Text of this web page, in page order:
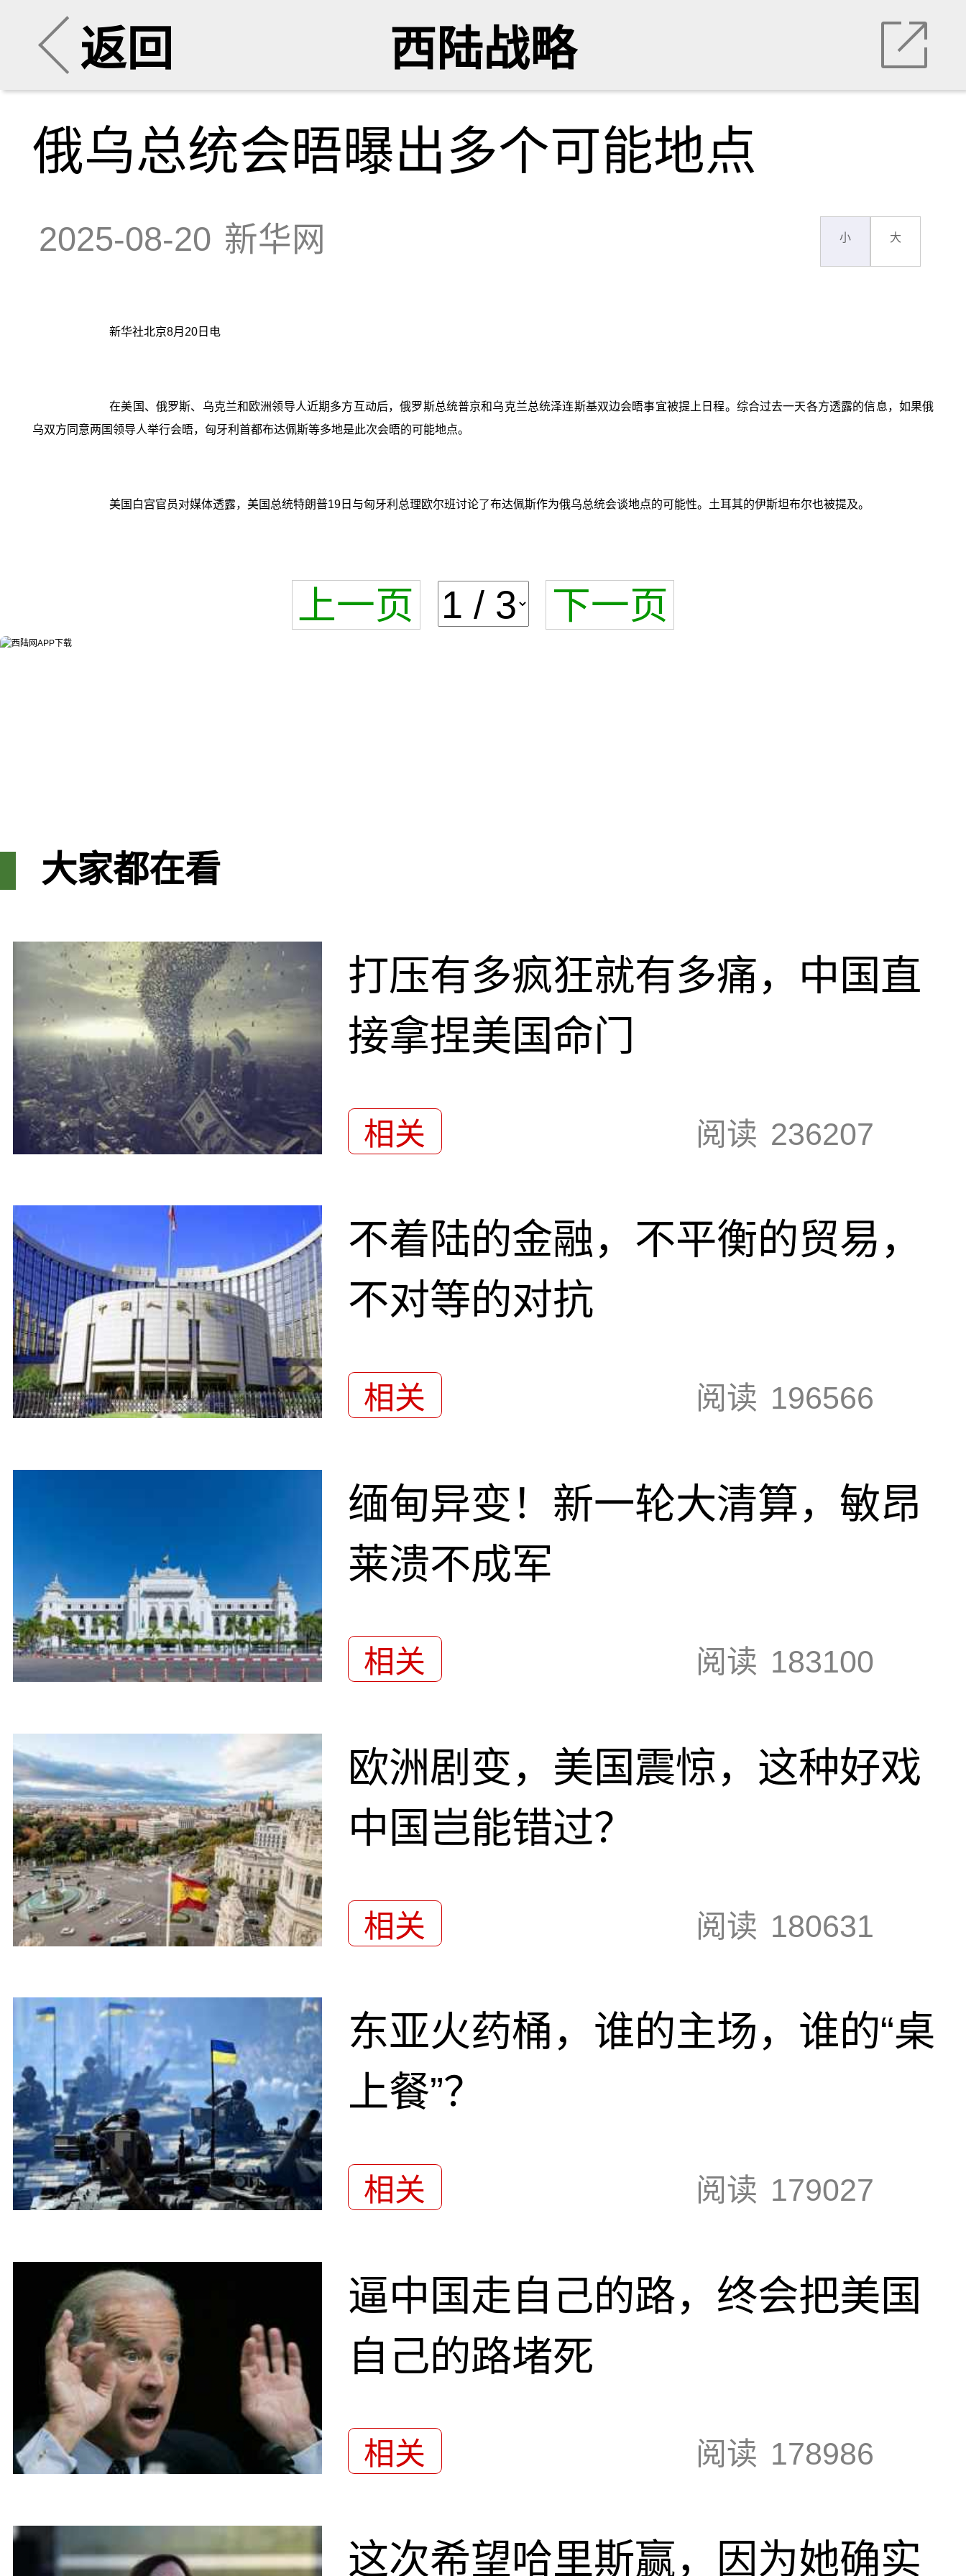
返回 西陆战略
俄乌总统会晤曝出多个可能地点
2025-08-20 新华网 小 大
新华社北京8月20日电
在美国、俄罗斯、乌克兰和欧洲领导人近期多方互动后，俄罗斯总统普京和乌克兰总统泽连斯基双边会晤事宜被提上日程。综合过去一天各方透露的信息，如果俄
乌双方同意两国领导人举行会晤，匈牙利首都布达佩斯等多地是此次会晤的可能地点。
美国白宫官员对媒体透露，美国总统特朗普19日与匈牙利总理欧尔班讨论了布达佩斯作为俄乌总统会谈地点的可能性。土耳其的伊斯坦布尔也被提及。
上一页 下一页
大家都在看
打压有多疯狂就有多痛，中国直
接拿捏美国命门
相关 阅读 236207
不着陆的金融，不平衡的贸易，
不对等的对抗
相关 阅读 196566
缅甸异变！新一轮大清算，敏昂
莱溃不成军
相关 阅读 183100
欧洲剧变，美国震惊，这种好戏
中国岂能错过？
相关 阅读 180631
东亚火药桶，谁的主场，谁的“桌
上餐”？
相关 阅读 179027
逼中国走自己的路，终会把美国
自己的路堵死
相关 阅读 178986
这次希望哈里斯赢，因为她确实